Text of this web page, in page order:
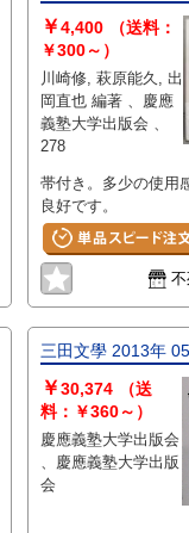
￥4,400
（送料：
￥300～）
川崎修, 萩原能久, 出
岡直也 編著 、慶應
義塾大学出版会 、
278
帯付き。多少の使用
良好です。
三田文學 2013年
￥30,374
（送
料：￥360～）
慶應義塾大学出版会
、慶應義塾大学出版
会